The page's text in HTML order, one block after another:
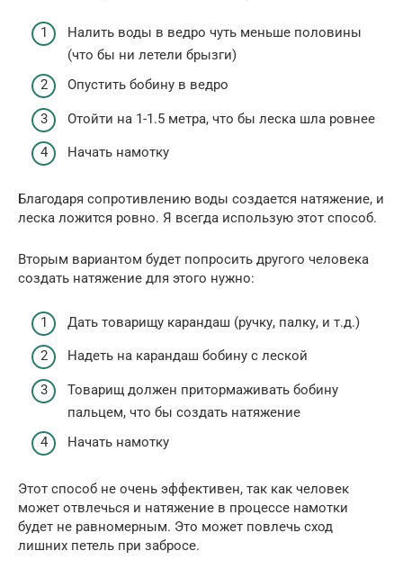
Налить воды в ведро чуть меньше половины
(что бы ни летели брызги)
Опустить бобину в ведро
Отойти на 1-1.5 метра, что бы леска шла ровнее
Начать намотку
Благодаря сопротивлению воды создается натяжение, и
леска ложится ровно. Я всегда использую этот способ.
Вторым вариантом будет попросить другого человека
создать натяжение для этого нужно:
Дать товарищу карандаш (ручку, палку, и т.д.)
Надеть на карандаш бобину с леской
Товарищ должен притормаживать бобину
пальцем, что бы создать натяжение
Начать намотку
Этот способ не очень эффективен, так как человек
может отвлечься и натяжение в процессе намотки
будет не равномерным. Это может повлечь сход
лишних петель при забросе.